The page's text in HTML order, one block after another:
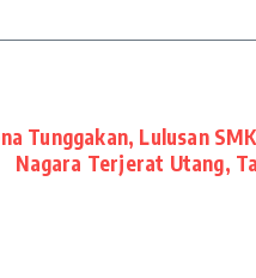
Tunggakan, Lulusan
Nagara Terjerat Utang,